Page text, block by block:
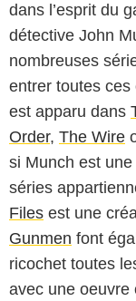
dans l’esprit du
détective John
nombreuses
entrer toutes ces
est apparu dans
Order, The Wire
si Munch est
séries
Files est une
Gunmen font
ricochet toutes
avec une oeuvre